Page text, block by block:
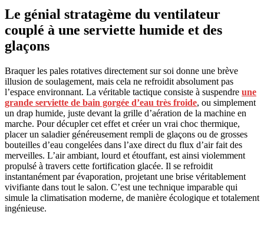
Le génial stratagème du ventilateur
couplé à une serviette humide et des
glaçons
Braquer les pales rotatives directement sur soi donne une brève
illusion de soulagement, mais cela ne refroidit absolument pas
l’espace environnant. La véritable tactique consiste à suspendre une
grande serviette de bain gorgée d’eau très froide, ou simplement
un drap humide, juste devant la grille d’aération de la machine en
marche. Pour décupler cet effet et créer un vrai choc thermique,
placer un saladier généreusement rempli de glaçons ou de grosses
bouteilles d’eau congelées dans l’axe direct du flux d’air fait des
merveilles. L’air ambiant, lourd et étouffant, est ainsi violemment
propulsé à travers cette fortification glacée. Il se refroidit
instantanément par évaporation, projetant une brise véritablement
vivifiante dans tout le salon. C’est une technique imparable qui
simule la climatisation moderne, de manière écologique et totalement
ingénieuse.